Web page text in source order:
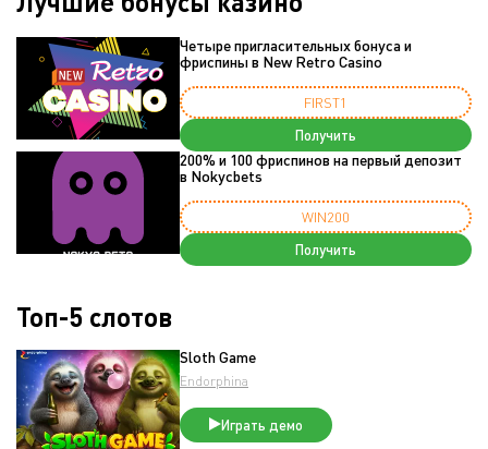
Четыре пригласительных бонуса и
фриспины в New Retro Casino
FIRST1
Получить
200% и 100 фриспинов на первый депозит
в Nokycbets
WIN200
Получить
Топ-5 слотов
Sloth Game
Endorphina
Играть демо